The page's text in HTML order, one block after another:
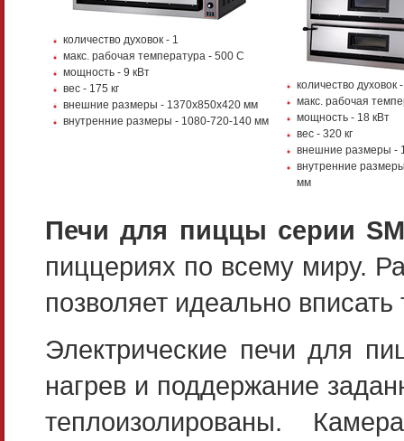
количество духовок - 1
макс. рабочая температура - 500 С
мощность - 9 кВт
вес - 175 кг
внешние размеры - 1370х850х420 мм
внутренние размеры - 1080-720-140 мм
количество духовок
макс. рабочая
мощность - 18 кВт
вес - 320 кг
внешние размеры -
внутренние
мм
Печи для пиццы серии
пиццериях по всему миру.
позволяет идеально
Электрические печи для
нагрев и поддержание
теплоизолированы.